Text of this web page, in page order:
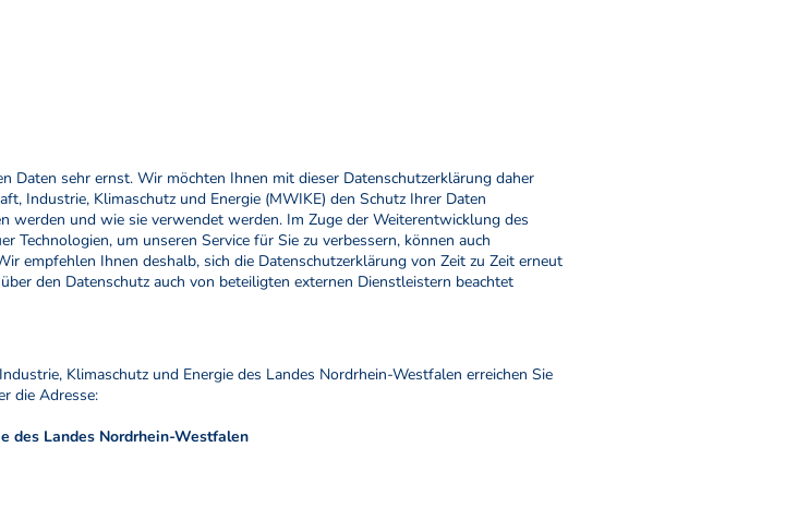
Daten sehr ernst. Wir möchten Ihnen mit dieser Datenschutzerklärung daher
Industrie, Klimaschutz und Energie (MWIKE) den Schutz Ihrer Daten
werden und wie sie verwendet werden. Im Zuge der Weiterentwicklung des
um unseren Service für Sie zu verbessern, können auch
empfehlen Ihnen deshalb, sich die Datenschutzerklärung von Zeit zu Zeit erneut
den Datenschutz auch von beteiligten externen Dienstleistern beachtet
Klimaschutz und Energie des Landes Nordrhein-Westfalen erreichen Sie
die Adresse:
des Landes Nordrhein-Westfalen